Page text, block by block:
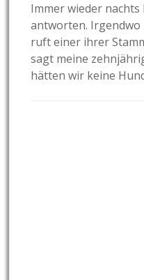
Immer wieder nachts
antworten. Irgendwo
ruft einer ihrer
sagt meine
hätten wir keine